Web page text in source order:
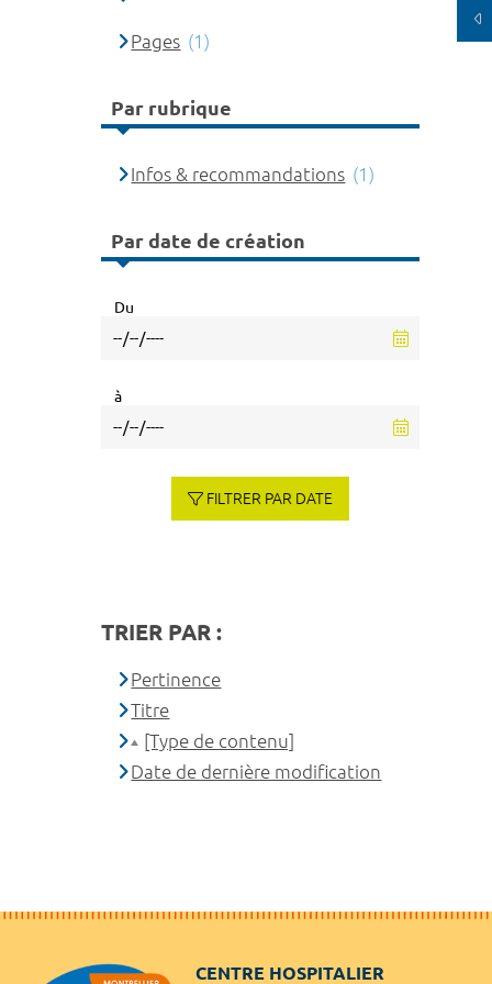
Pages (1)
Par rubrique
Infos & recommandations (1)
Par date de création
Du
à
FILTRER PAR DATE
TRIER PAR :
Pertinence
Titre
[Type de contenu]
Date de dernière modification
CENTRE HOSPITALIER